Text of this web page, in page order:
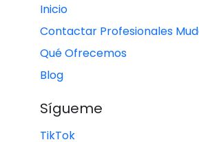
Inicio
Contactar Profesionales
Qué Ofrecemos
Blog
Sígueme
TikTok